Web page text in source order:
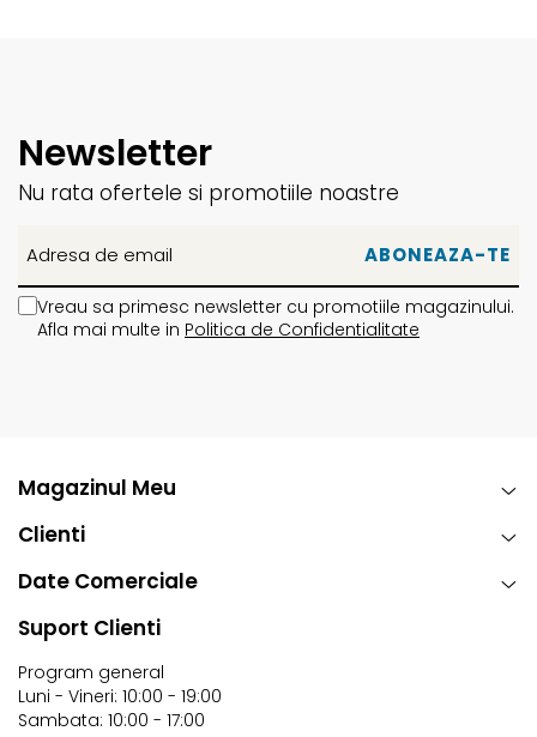
Newsletter
Nu rata ofertele si promotiile noastre
Vreau sa primesc newsletter cu promotiile magazinului.
Afla mai multe in Politica de Confidentialitate
Magazinul Meu
Clienti
Date Comerciale
Suport Clienti
Program general
Luni - Vineri: 10:00 - 19:00
Sambata: 10:00 - 17:00